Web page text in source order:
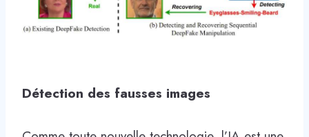
Détection des fausses images